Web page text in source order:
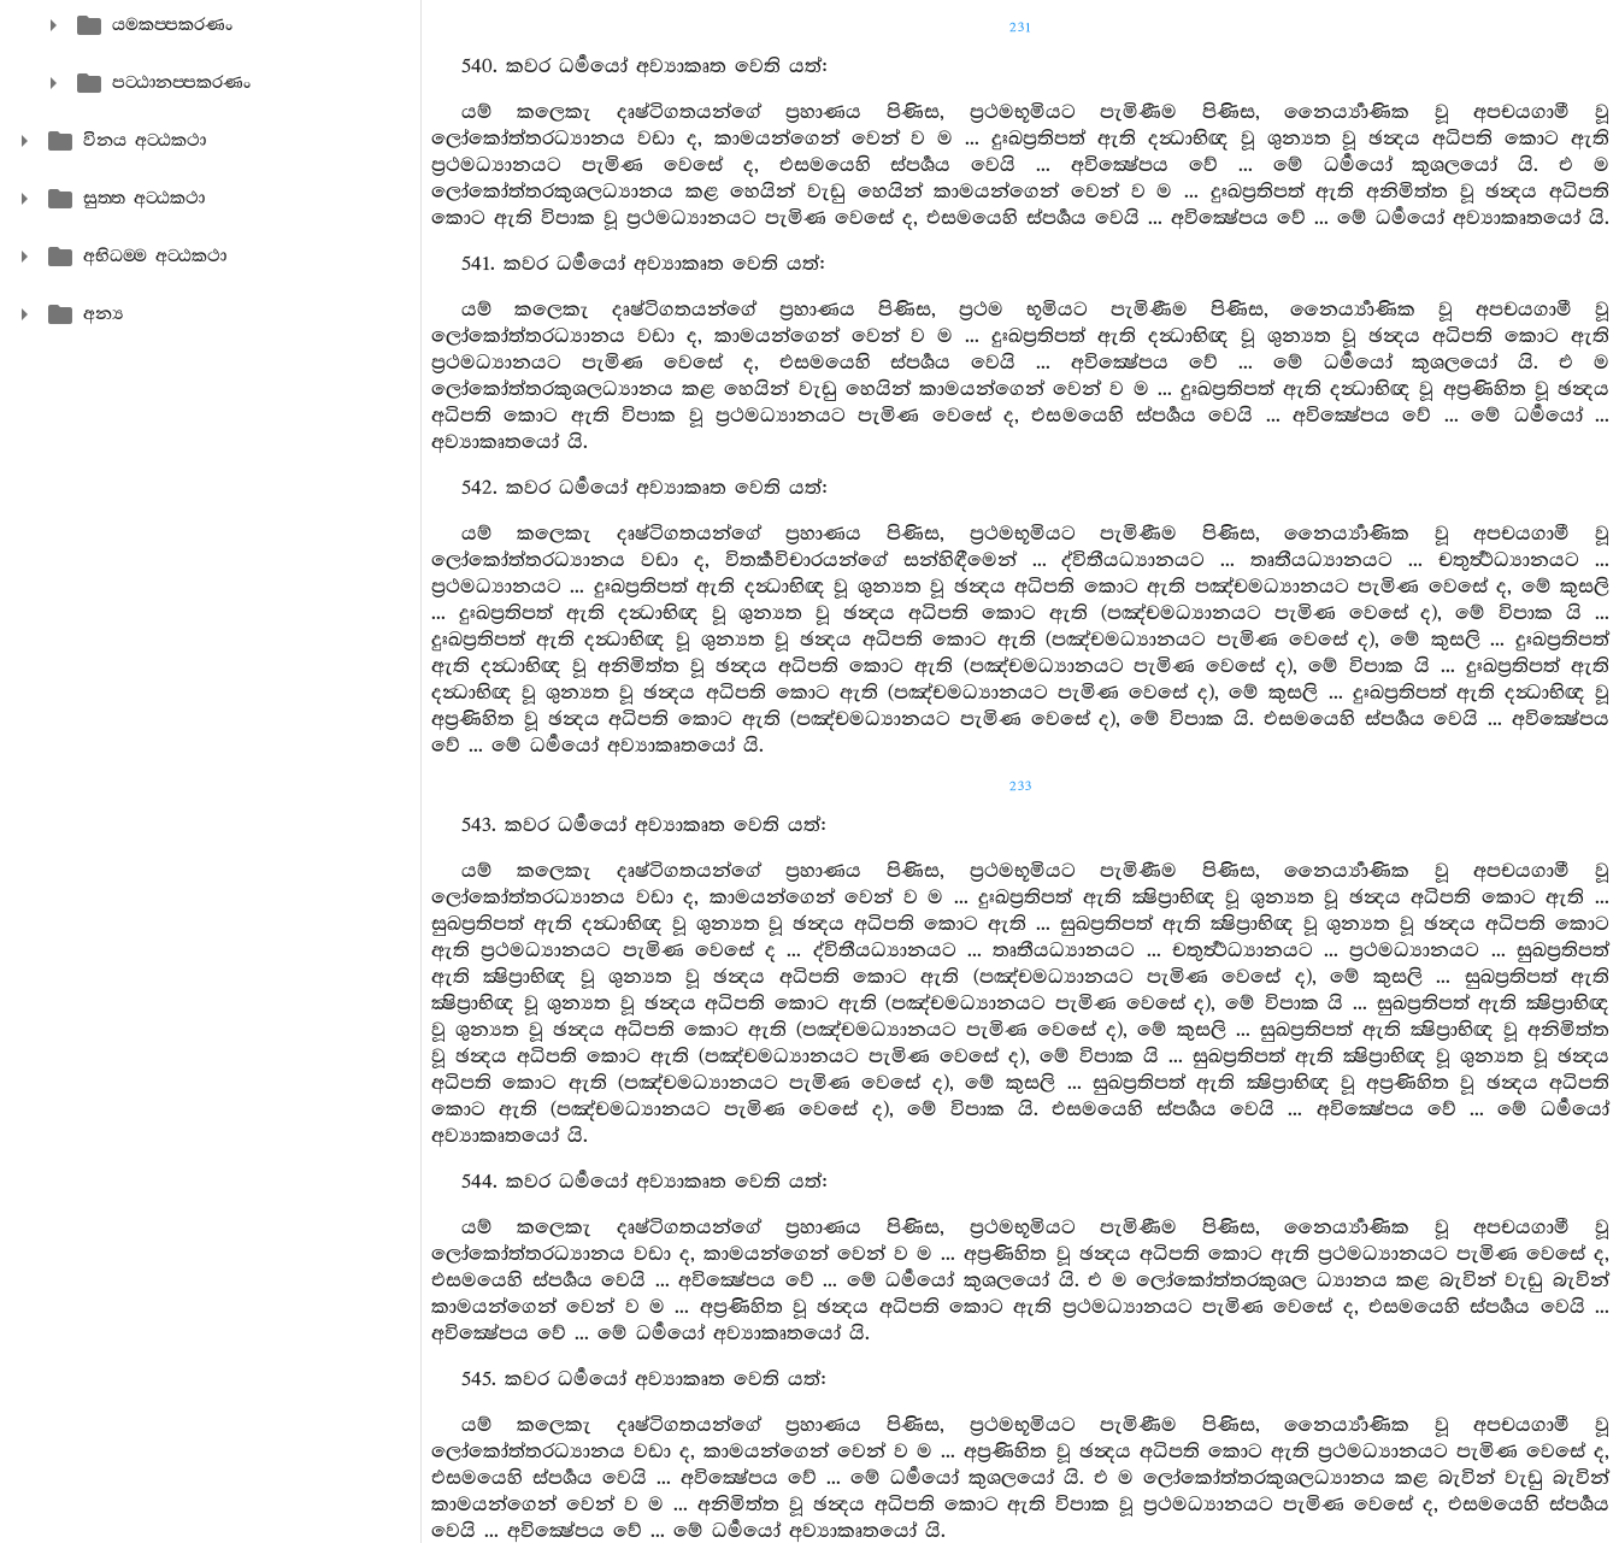
යමකප‍්පකරණං
පට‍්ඨානප‍්පකරණං
විනය අට‍්ඨකථා
සුත‍්ත අට‍්ඨකථා
අභිධම‍්ම අට‍්ඨකථා
අන්‍ය
231
540. කවර ධර්‍මයෝ අව්‍යාකෘත වෙති යත්:
යම් කලෙකැ දෘෂ්ටිගතයන්ගේ ප්‍රහාණය පිණිස, ප්‍රථමභූමියට පැමිණීම පිණිස, නෛර්‍ය්‍යාණික වූ අපචයගාමී වූ
ලෝකෝත්තරධ්‍යානය වඩා ද, කාමයන්ගෙන් වෙන් ව ම ... දුඃඛප්‍රතිපත් ඇති දන්‍ධාභිඥ වූ ශුන්‍යත වූ ඡන්‍දය අධිපති කොට ඇති
ප්‍රථමධ්‍යානයට පැමිණ වෙසේ ද, එසමයෙහි ස්පර්‍ශය වෙයි ... අවික්‍ෂේපය වේ ... මේ ධර්‍මයෝ කුශලයෝ යි. එ ම
ලෝකෝත්තරකුශලධ්‍යානය කළ හෙයින් වැඩු හෙයින් කාමයන්ගෙන් වෙන් ව ම ... දුඃඛප්‍රතිපත් ඇති අනිමිත්ත වූ ඡන්‍දය අධිපති
කොට ඇති විපාක වූ ප්‍රථමධ්‍යානයට පැමිණ වෙසේ ද, එසමයෙහි ස්පර්‍ශය වෙයි ... අවික්‍ෂේපය වේ ... මේ ධර්‍මයෝ අව්‍යාකෘතයෝ යි.
541. කවර ධර්‍මයෝ අව්‍යාකෘත වෙති යත්:
යම් කලෙකැ දෘෂ්ටිගතයන්ගේ ප්‍රහාණය පිණිස, ප්‍රථම භූමියට පැමිණීම පිණිස, නෛර්‍ය්‍යාණික වූ අපචයගාමී වූ
ලෝකෝත්තරධ්‍යානය වඩා ද, කාමයන්ගෙන් වෙන් ව ම ... දුඃඛප්‍රතිපත් ඇති දන්‍ධාභිඥ වූ ශුන්‍යත වූ ඡන්‍දය අධිපති කොට ඇති
ප්‍රථමධ්‍යානයට පැමිණ වෙසේ ද, එසමයෙහි ස්පර්‍ශය වෙයි ... අවික්‍ෂේපය වේ ... මේ ධර්‍මයෝ කුශලයෝ යි. එ ම
ලෝකෝත්තරකුශලධ්‍යානය කළ හෙයින් වැඩු හෙයින් කාමයන්ගෙන් වෙන් ව ම ... දුඃඛප්‍රතිපත් ඇති දන්‍ධාභිඥ වූ අප්‍රණිහිත වූ ඡන්‍දය
අධිපති කොට ඇති විපාක වූ ප්‍රථමධ්‍යානයට පැමිණ වෙසේ ද, එසමයෙහි ස්පර්‍ශය වෙයි ... අවික්‍ෂේපය වේ ... මේ ධර්‍මයෝ ...
අව්‍යාකෘතයෝ යි.
542. කවර ධර්‍මයෝ අව්‍යාකෘත වෙති යත්:
යම් කලෙකැ දෘෂ්ටිගතයන්ගේ ප්‍රහාණය පිණිස, ප්‍රථමභූමියට පැමිණීම පිණිස, නෛර්‍ය්‍යාණික වූ අපචයගාමී වූ
ලෝකෝත්තරධ්‍යානය වඩා ද, විතර්‍කවිචාරයන්ගේ සන්හිඳීමෙන් ... ද්විතීයධ්‍යානයට ... තෘතීයධ්‍යානයට ... චතුර්‍ත්‍ථධ්‍යානයට ...
ප්‍රථමධ්‍යානයට ... දුඃඛප්‍රතිපත් ඇති දන්‍ධාභිඥ වූ ශුන්‍යත වූ ඡන්‍දය අධිපති කොට ඇති පඤ්චමධ්‍යානයට පැමිණ වෙසේ ද, මේ කුසලි
... දුඃඛප්‍රතිපත් ඇති දන්‍ධාභිඥ වූ ශුන්‍යත වූ ඡන්‍දය අධිපති කොට ඇති (පඤ්චමධ්‍යානයට පැමිණ වෙසේ ද), මේ විපාක යි ...
දුඃඛප්‍රතිපත් ඇති දන්‍ධාභිඥ වූ ශුන්‍යත වූ ඡන්‍දය අධිපති කොට ඇති (පඤ්චමධ්‍යානයට පැමිණ වෙසේ ද), මේ කුසලි ... දුඃඛප්‍රතිපත්
ඇති දන්‍ධාභිඥ වූ අනිමිත්ත වූ ඡන්‍දය අධිපති කොට ඇති (පඤ්චමධ්‍යානයට පැමිණ වෙසේ ද), මේ විපාක යි ... දුඃඛප්‍රතිපත් ඇති
දන්‍ධාභිඥ වූ ශුන්‍යත වූ ඡන්‍දය අධිපති කොට ඇති (පඤ්චමධ්‍යානයට පැමිණ වෙසේ ද), මේ කුසලි ... දුඃඛප්‍රතිපත් ඇති දන්‍ධාභිඥ වූ
අප්‍රණිහිත වූ ඡන්‍දය අධිපති කොට ඇති (පඤ්චමධ්‍යානයට පැමිණ වෙසේ ද), මේ විපාක යි. එසමයෙහි ස්පර්‍ශය වෙයි ... අවික්‍ෂේපය
වේ ... මේ ධර්‍මයෝ අව්‍යාකෘතයෝ යි.
233
543. කවර ධර්‍මයෝ අව්‍යාකෘත වෙති යත්:
යම් කලෙකැ දෘෂ්ටිගතයන්ගේ ප්‍රහාණය පිණිස, ප්‍රථමභූමියට පැමිණීම පිණිස, නෛර්‍ය්‍යාණික වූ අපචයගාමී වූ
ලෝකෝත්තරධ්‍යානය වඩා ද, කාමයන්ගෙන් වෙන් ව ම ... දුඃඛප්‍රතිපත් ඇති ක්‍ෂිප්‍රාභිඥ වූ ශුන්‍යත වූ ඡන්‍දය අධිපති කොට ඇති ...
සුඛප්‍රතිපත් ඇති දන්‍ධාභිඥ වූ ශුන්‍යත වූ ඡන්‍දය අධිපති කොට ඇති ... සුඛප්‍රතිපත් ඇති ක්‍ෂිප්‍රාභිඥ වූ ශුන්‍යත වූ ඡන්‍දය අධිපති කොට
ඇති ප්‍රථමධ්‍යානයට පැමිණ වෙසේ ද ... ද්විතීයධ්‍යානයට ... තෘතීයධ්‍යානයට ... චතුර්‍ත්‍ථධ්‍යානයට ... ප්‍රථමධ්‍යානයට ... සුඛප්‍රතිපත්
ඇති ක්‍ෂිප්‍රාභිඥ වූ ශුන්‍යත වූ ඡන්‍දය අධිපති කොට ඇති (පඤ්චමධ්‍යානයට පැමිණ වෙසේ ද), මේ කුසලි ... සුඛප්‍රතිපත් ඇති
ක්‍ෂිප්‍රාභිඥ වූ ශුන්‍යත වූ ඡන්‍දය අධිපති කොට ඇති (පඤ්චමධ්‍යානයට පැමිණ වෙසේ ද), මේ විපාක යි ... සුඛප්‍රතිපත් ඇති ක්‍ෂිප්‍රාභිඥ
වූ ශුන්‍යත වූ ඡන්‍දය අධිපති කොට ඇති (පඤ්චමධ්‍යානයට පැමිණ වෙසේ ද), මේ කුසලි ... සුඛප්‍රතිපත් ඇති ක්‍ෂිප්‍රාභිඥ වූ අනිමිත්ත
වූ ඡන්‍දය අධිපති කොට ඇති (පඤ්චමධ්‍යානයට පැමිණ වෙසේ ද), මේ විපාක යි ... සුඛප්‍රතිපත් ඇති ක්‍ෂිප්‍රාභිඥ වූ ශුන්‍යත වූ ඡන්‍දය
අධිපති කොට ඇති (පඤ්චමධ්‍යානයට පැමිණ වෙසේ ද), මේ කුසලි ... සුඛප්‍රතිපත් ඇති ක්‍ෂිප්‍රාභිඥ වූ අප්‍රණිහිත වූ ඡන්‍දය අධිපති
කොට ඇති (පඤ්චමධ්‍යානයට පැමිණ වෙසේ ද), මේ විපාක යි. එසමයෙහි ස්පර්‍ශය වෙයි ... අවික්‍ෂේපය වේ ... මේ ධර්‍මයෝ
අව්‍යාකෘතයෝ යි.
544. කවර ධර්‍මයෝ අව්‍යාකෘත වෙති යත්:
යම් කලෙකැ දෘෂ්ටිගතයන්ගේ ප්‍රහාණය පිණිස, ප්‍රථමභූමියට පැමිණීම පිණිස, නෛර්‍ය්‍යාණික වූ අපචයගාමී වූ
ලෝකෝත්තරධ්‍යානය වඩා ද, කාමයන්ගෙන් වෙන් ව ම ... අප්‍රණිහිත වූ ඡන්‍දය අධිපති කොට ඇති ප්‍රථමධ්‍යානයට පැමිණ වෙසේ ද,
එසමයෙහි ස්පර්‍ශය වෙයි ... අවික්‍ෂේපය වේ ... මේ ධර්‍මයෝ කුශලයෝ යි. එ ම ලෝකෝත්තරකුශල ධ්‍යානය කළ බැවින් වැඩු බැවින්
කාමයන්ගෙන් වෙන් ව ම ... අප්‍රණිහිත වූ ඡන්‍දය අධිපති කොට ඇති ප්‍රථමධ්‍යානයට පැමිණ වෙසේ ද, එසමයෙහි ස්පර්‍ශය වෙයි ...
අවික්‍ෂේපය වේ ... මේ ධර්‍මයෝ අව්‍යාකෘතයෝ යි.
545. කවර ධර්‍මයෝ අව්‍යාකෘත වෙති යත්:
යම් කලෙකැ දෘෂ්ටිගතයන්ගේ ප්‍රහාණය පිණිස, ප්‍රථමභූමියට පැමිණීම පිණිස, නෛර්‍ය්‍යාණික වූ අපචයගාමී වූ
ලෝකෝත්තරධ්‍යානය වඩා ද, කාමයන්ගෙන් වෙන් ව ම ... අප්‍රණිහිත වූ ඡන්‍දය අධිපති කොට ඇති ප්‍රථමධ්‍යානයට පැමිණ වෙසේ ද,
එසමයෙහි ස්පර්‍ශය වෙයි ... අවික්‍ෂේපය වේ ... මේ ධර්‍මයෝ කුශලයෝ යි. එ ම ලෝකෝත්තරකුශලධ්‍යානය කළ බැවින් වැඩු බැවින්
කාමයන්ගෙන් වෙන් ව ම ... අනිමිත්ත වූ ඡන්‍දය අධිපති කොට ඇති විපාක වූ ප්‍රථමධ්‍යානයට පැමිණ වෙසේ ද, එසමයෙහි ස්පර්‍ශය
වෙයි ... අවික්‍ෂේපය වේ ... මේ ධර්‍මයෝ අව්‍යාකෘතයෝ යි.